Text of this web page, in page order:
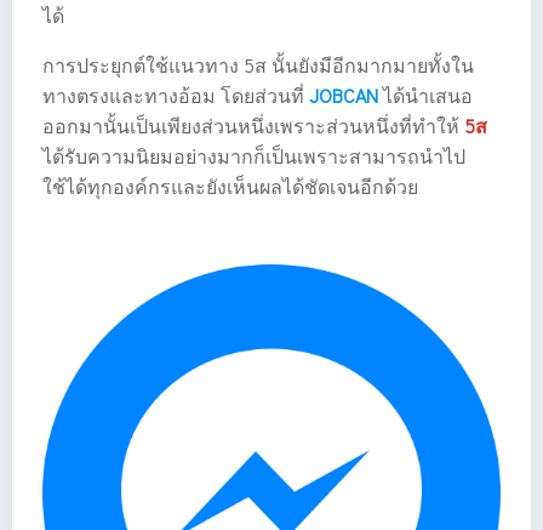
ได้
การประยุกต์ใช้แนวทาง 5ส นั้นยังมีอีกมากมายทั้งใน
ทางตรงและทางอ้อม โดยส่วนที่ JOBCANได้นำเสนอ
ออกมานั้นเป็นเพียงส่วนหนึ่งเพราะส่วนหนึ่งที่ทำให้ 5ส
ได้รับความนิยมอย่างมากก็เป็นเพราะสามารถนำไป
ใช้ได้ทุกองค์กรและยังเห็นผลได้ชัดเจนอีกด้วย